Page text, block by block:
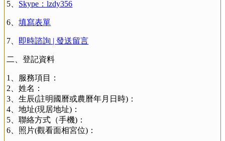
5、 Skype：lzdy356
6、填寫表單
7、 即時諮詢 | 發送留言
二、登記資料
1、服務項目：
2、姓名：
3、生辰(註明國曆或農曆年月日時)：
4、地址(現居地址)：
5、聯絡方式（手機)：
6、照片(觀看面相宮位)：